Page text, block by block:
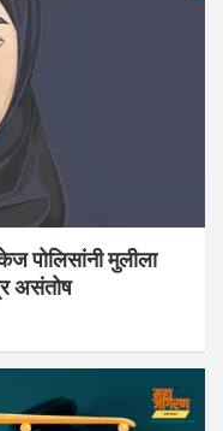
पोलिसांनी मुलीला
असंतोष